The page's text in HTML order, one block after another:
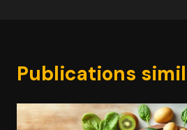
Publications